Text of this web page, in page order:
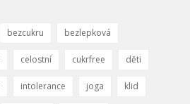
bezcukru bezlepková
celostní cukrfree děti
intolerance joga klid